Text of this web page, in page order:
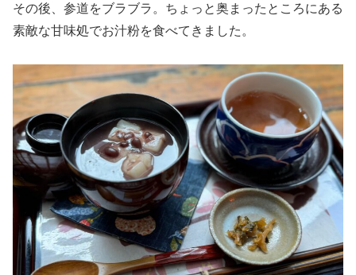
その後、参道をブラブラ。ちょっと奥まったところにある
素敵な甘味処でお汁粉を食べてきました。